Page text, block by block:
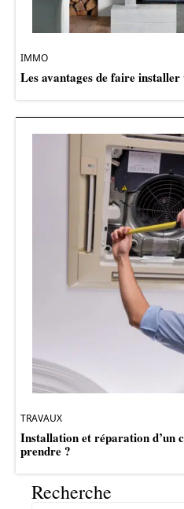
IMMO
Les avantages de faire installer
TRAVAUX
Installation et réparation d’un
prendre ?
Recherche